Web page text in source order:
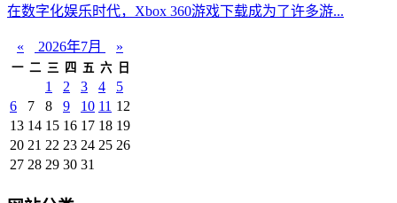
在数字化娱乐时代，Xbox 360游戏下载成为了许多游...
« 2026年7月 »
一 二 三 四 五 六 日
1 2 3 4
5
6
7 8 9 10 11 12
13 14 15 16 17 18 19
20 21 22 23 24 25 26
27 28 29 30 31